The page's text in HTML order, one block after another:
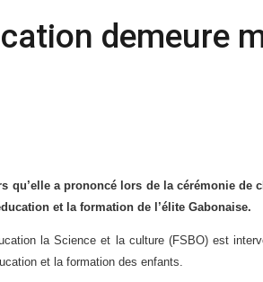
demeure
qu’elle a prononcé lors de la cérémonie
et la formation de l’élite Gabonaise.
la Science et la culture (FSBO) est
et la formation des enfants.